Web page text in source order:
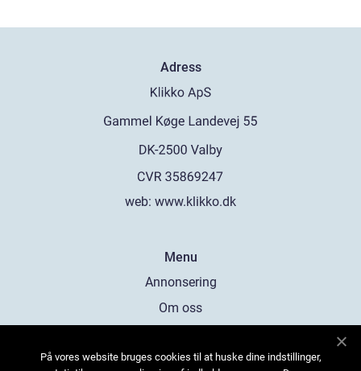
Adress
web: www.klikko.dk
Menu
Annonsering
Om oss
Kontakta oss
På vores website bruges cookies til at huske dine indstillinger,